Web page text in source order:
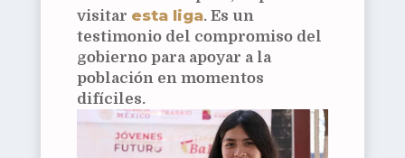
visitar esta liga. Es un
testimonio del compromiso del
gobierno para apoyar a la
población en momentos
difíciles.